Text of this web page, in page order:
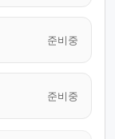
준비중
준비중